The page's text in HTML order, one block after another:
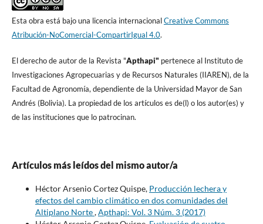
Esta obra está bajo una licencia internacionalCreative Commons
Atribución-NoComercial-CompartirIgual 4.0.
El derecho de autor de la Revista "Apthapi" pertenece al Instituto de
Investigaciones Agropecuarias y de Recursos Naturales (IIAREN), de la
Facultad de Agronomí­a, dependiente de la Universidad Mayor de San
Andrés (Bolivia). La propiedad de los artí­culos es de(l) o los autor(es) y
de las instituciones que lo patrocinan.
Artículos más leídos del mismo autor/a
Héctor Arsenio Cortez Quispe, Producción lechera y
efectos del cambio climático en dos comunidades del
Altiplano Norte,Apthapi: Vol. 3 Núm. 3 (2017)